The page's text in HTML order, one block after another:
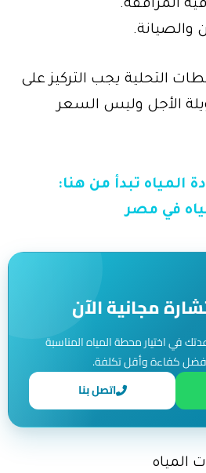
المرافقة.
والصيانة.
التحلية يجب التركيز على
الأجل وليس السعر
المياه تبدأ من هنا:
في مصر
مجانية الآن
في اختيار محطة المياه المناسبة
كفاءة وأقل تكلفة.
اتصل بنا